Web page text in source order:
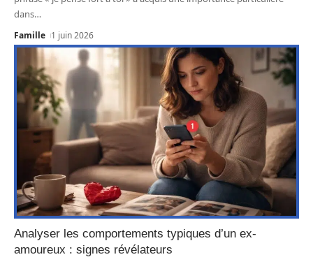
dans…
Famille 1 juin 2026
Analyser les comportements typiques d’un ex-
amoureux : signes révélateurs